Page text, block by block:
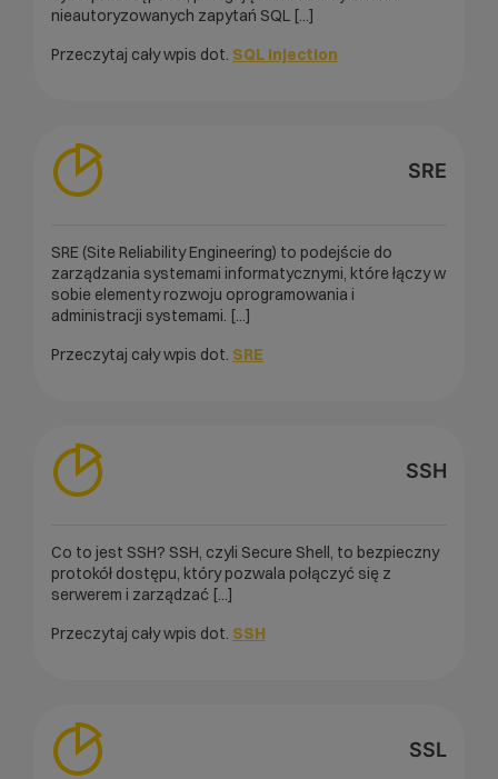
nieautoryzowanych zapytań SQL [...]
Przeczytaj cały wpis dot. SQL Injection
SRE
SRE (Site Reliability Engineering) to podejście do
zarządzania systemami informatycznymi, które łączy w
sobie elementy rozwoju oprogramowania i
administracji systemami. [...]
Przeczytaj cały wpis dot. SRE
SSH
Co to jest SSH? SSH, czyli Secure Shell, to bezpieczny
protokół dostępu, który pozwala połączyć się z
serwerem i zarządzać [...]
Przeczytaj cały wpis dot. SSH
SSL